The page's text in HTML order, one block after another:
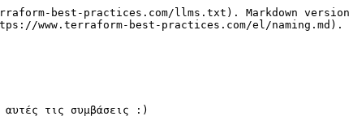
best-practices.com/llms.txt). Markdown
www.terraform-best-practices.com/el/naming.md).
αυτές τις συμβάσεις :)